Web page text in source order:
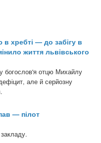
в хребті — до забігу в
життя львівського
богослов'я отцю Михайлу
але й серйозну
— пілот